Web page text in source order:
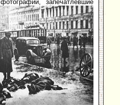
запечатлевшие